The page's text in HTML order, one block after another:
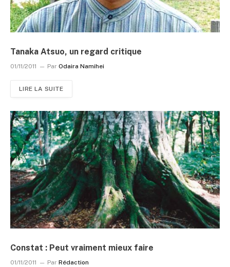
Tanaka Atsuo, un regard critique
01/11/2011 Par Odaira Namihei
LIRE LA SUITE
Constat : Peut vraiment mieux faire
01/11/2011 Par Rédaction